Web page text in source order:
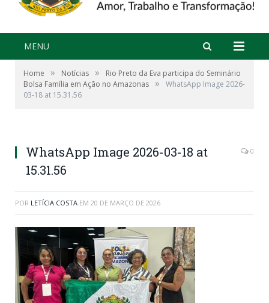
MENU
Home » Notícias »
Rio Preto da Eva participa do Seminário
Bolsa Família em Ação no Amazonas »
WhatsApp Image 2026-
03-18 at 15.31.56
WhatsApp Image 2026-03-18 at
15.31.56
0
POR LETÍCIA COSTA EM 20 DE MARÇO DE 2026